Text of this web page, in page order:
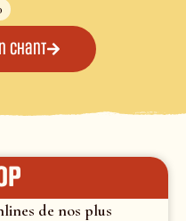
chant
de nos plus